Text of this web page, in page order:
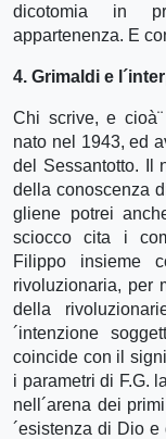
dicotomia in
appartenenza. E
4. Grimaldi e
Chi scrive, e
nato nel 1943, ed
del Sessantotto. Il
della conoscenza
gliene potrei
sciocco cita i
Filippo insieme
rivoluzionaria, per
della
´intenzione
coincide con il
i parametri di F.G.
nell´arena dei
´esistenza di Dio